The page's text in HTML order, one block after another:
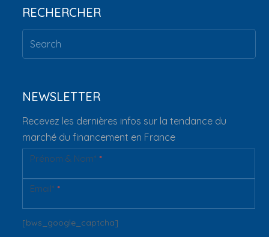
RECHERCHER
NEWSLETTER
Recevez les dernières infos sur la tendance du
marché du financement en France
Newsletter
Prénom & Nom**
Email**
[bws_google_captcha]